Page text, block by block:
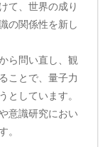
て、世界の成り
の関係性を新し
ら問い直し、観
ことで、量子力
としています。
意識研究におい
。